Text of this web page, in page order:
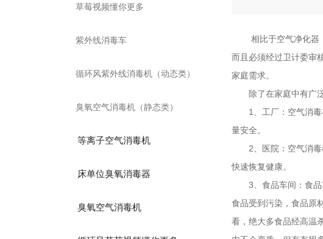
草莓视频懂你更多
紫外线消毒车
循环风紫外线消毒机（动态类）
臭氧空气消毒机（静态类）
等离子空气消毒机
床单位臭氧消毒器
臭氧空气消毒机
相比于空气净化器
而且必须经过卫计委审核
家庭需求。
除了在家庭中有广泛的应
1、工厂：空气消
量安全。
2、医院：空
快速恢复健康。
3、食品车间：
食品受到污染，食品原
看，绝大多食品经高温